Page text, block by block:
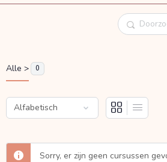
Doorzoek
Alle > 0
Sorry, er zijn geen cursussen